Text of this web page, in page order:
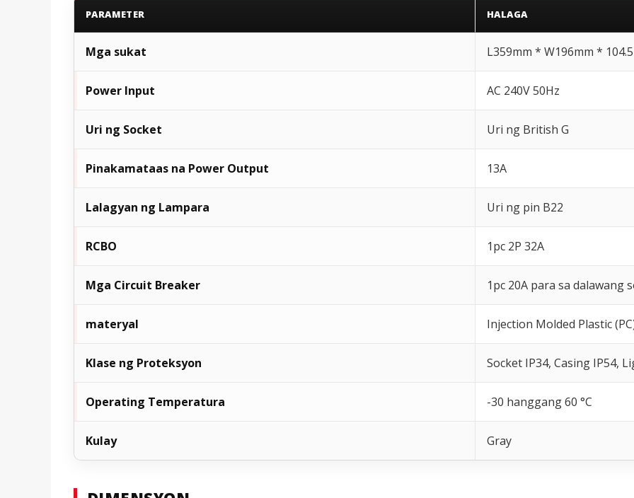
PARAMETER HALAGA
Mga sukat L359mm * W196mm *
Power Input AC 240V 50Hz
Uri ng Socket Uri ng British G
Pinakamataas na Power Output 13A
Lalagyan ng Lampara Uri ng pin B22
RCBO 1pc 2P 32A
Mga Circuit Breaker 1pc 20A para sa dalawang
materyal Injection Molded Plastic
Klase ng Proteksyon Socket IP34, Casing IP54,
Operating Temperatura -30 hanggang 60 °C
Kulay Gray